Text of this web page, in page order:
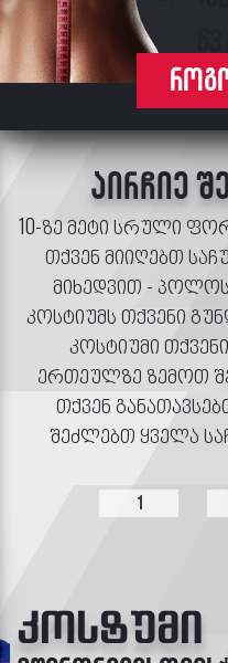
აირჩიე
10-ზე მეტი სრული
თქვენ მიიღებთ
მიხედვით -
კოსტიუმს თქვენი
კოსტიუმი
ერთეულზე ზემოთ
თქვენ
შეძლებთ ყველა
კოსტუმი
1